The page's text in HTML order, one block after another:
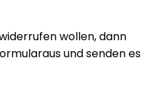
wollen, dann
und senden es